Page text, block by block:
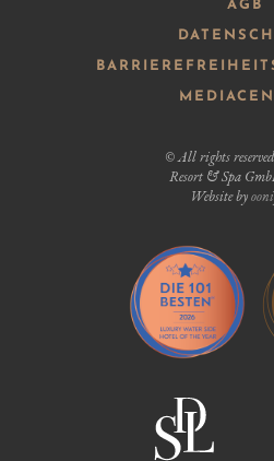
AGB
© All rights
Resort & Spa
Website by